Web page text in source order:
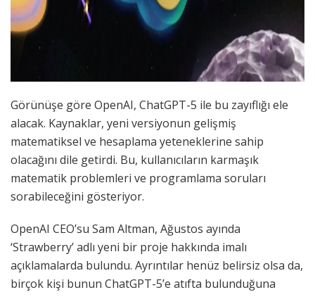
Görünüşe göre OpenAI, ChatGPT-5 ile bu zayıflığı ele
alacak. Kaynaklar, yeni versiyonun gelişmiş
matematiksel ve hesaplama yeteneklerine sahip
olacağını dile getirdi. Bu, kullanıcıların karmaşık
matematik problemleri ve programlama soruları
sorabileceğini gösteriyor.
OpenAI CEO’su Sam Altman, Ağustos ayında
‘Strawberry’ adlı yeni bir proje hakkında imalı
açıklamalarda bulundu. Ayrıntılar henüz belirsiz olsa da,
birçok kişi bunun ChatGPT-5’e atıfta bulunduğuna